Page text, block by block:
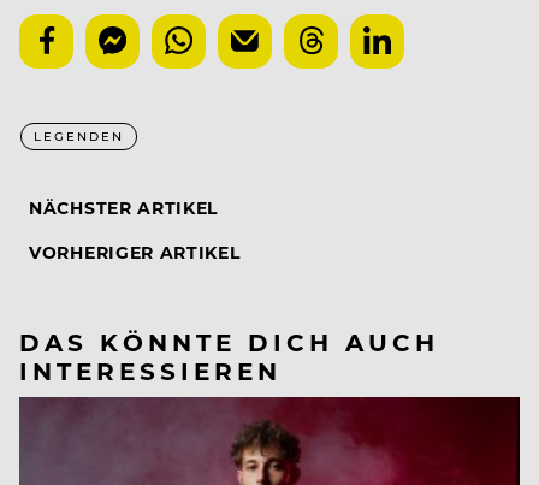
LEGENDEN
NÄCHSTER ARTIKEL
VORHERIGER ARTIKEL
DAS KÖNNTE DICH AUCH
INTERESSIEREN